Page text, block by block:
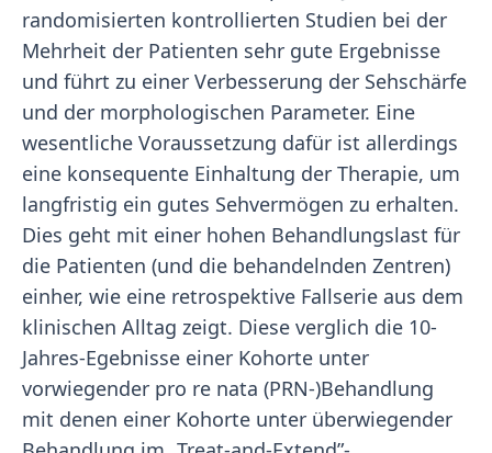
randomisierten kontrollierten Studien bei der
Mehrheit der Patienten sehr gute Ergebnisse
und führt zu einer Verbesserung der Sehschärfe
und der morphologischen Parameter. Eine
wesentliche Voraussetzung dafür ist allerdings
eine konsequente Einhaltung der Therapie, um
langfristig ein gutes Sehvermögen zu erhalten.
Dies geht mit einer hohen Behandlungslast für
die Patienten (und die behandelnden Zentren)
einher, wie eine retrospektive Fallserie aus dem
klinischen Alltag zeigt. Diese verglich die 10-
Jahres-Egebnisse einer Kohorte unter
vorwiegender pro re nata (PRN-)Behandlung
mit denen einer Kohorte unter überwiegender